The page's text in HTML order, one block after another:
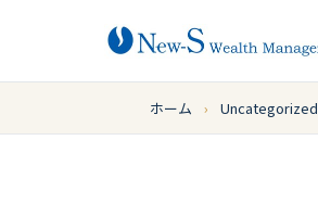
ホーム › Uncategorized